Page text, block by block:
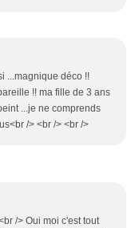
...magnique déco !!
!! ma fille de 3 ans
...je ne comprends
/> <br /> <br />
/> Oui moi c'est tout